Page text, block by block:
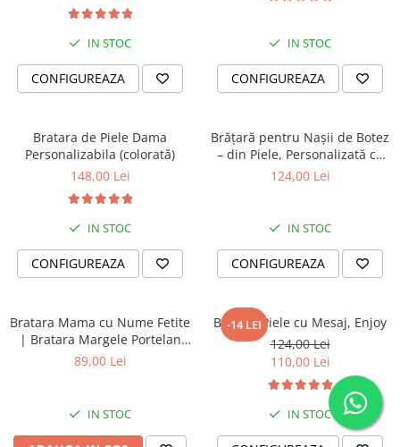
IN STOC
CONFIGUREAZA
IN STOC
CONFIGUREAZA
Bratara de Piele Dama
Personalizabila (colorată)
148,00 Lei
IN STOC
CONFIGUREAZA
Brățară pentru Nașii de Botez
– din Piele, Personalizată cu
Mesaj
124,00 Lei
IN STOC
CONFIGUREAZA
Bratara Mama cu Nume Fetite
| Bratara Margele Portelan
Turcoaz Roz Personalizata |
89,00 Lei
IN STOC
-14 LEI
Bratara Piele cu Mesaj, Enjoy
124,00 Lei
110,00 Lei
IN STOC